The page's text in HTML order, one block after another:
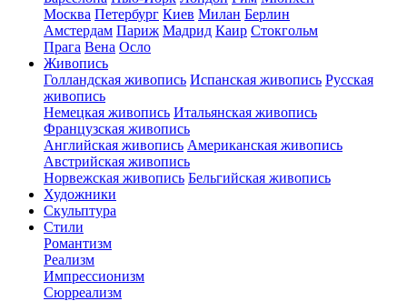
Москва Петербург Киев Милан Берлин
Амстердам Париж Мадрид Каир Стокгольм
Прага Вена Осло
Живопись
Голландская живопись Испанская живопись Русская
живопись
Немецкая живопись Итальянская живопись
Французская живопись
Английская живопись Американская живопись
Австрийская живопись
Норвежская живопись Бельгийская живопись
Художники
Скульптура
Стили
Романтизм
Реализм
Импрессионизм
Сюрреализм